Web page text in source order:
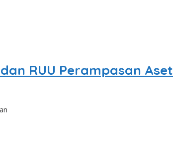
RUU Perampasan Aset